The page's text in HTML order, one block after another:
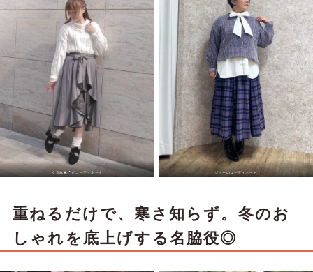
くるみ❀.*ﾟのコーディネート ジョーのコーディネート
重ねるだけで、寒さ知らず。冬のお
しゃれを底上げする名脇役◎